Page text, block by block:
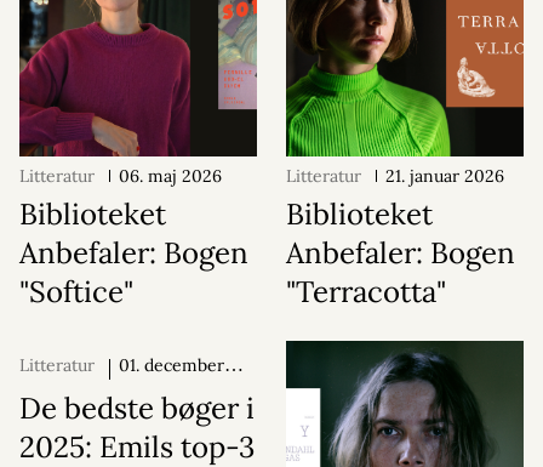
Litteratur 06. maj 2026
Biblioteket
Anbefaler: Bogen
"Softice"
Litteratur 21. januar 2026
Biblioteket
Anbefaler: Bogen
"Terracotta"
Litteratur
01. december
2025
De bedste bøger i
2025: Emils top-3